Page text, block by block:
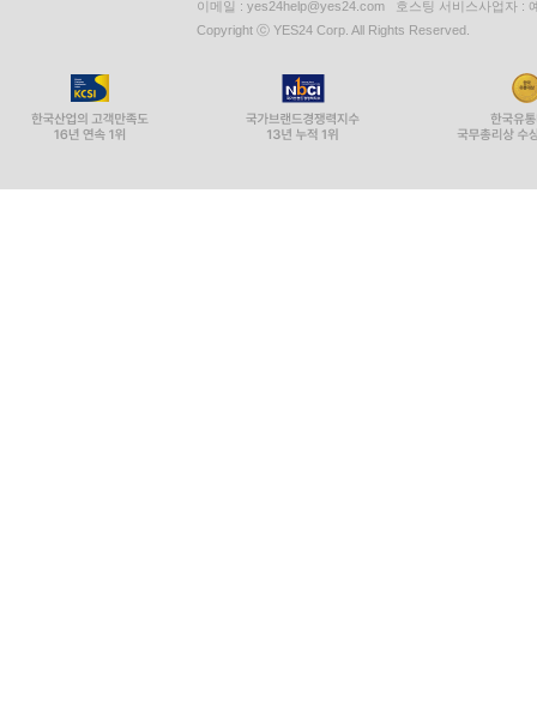
이메일 : yes24help@yes24.com 호스팅 서비스사업자 :
Copyright ⓒ YES24 Corp. All Rights Reserved.